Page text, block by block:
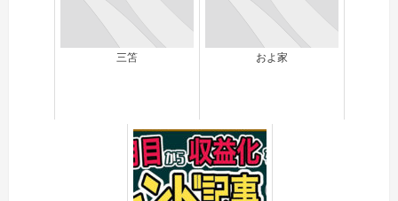
三笘 およ家